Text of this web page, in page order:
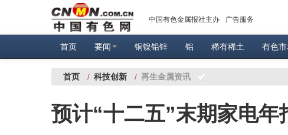
中国有色金属报社主办 广告服务
首页 要闻 铜镍铅锌 铝 稀有稀土 有色市
首页 / 科技创新 / 再生金属资讯
预计“十二五”末期家电